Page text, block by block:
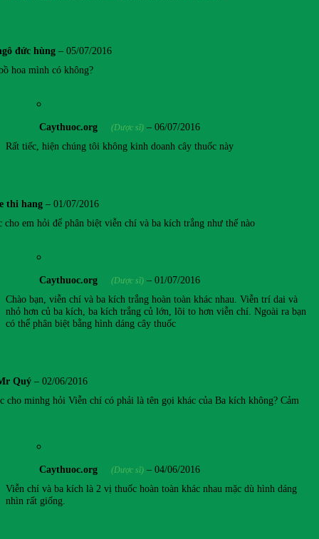
đức hùng – 05/07/2016
hoa mình có không?
Caythuoc.org (Dược sĩ) – 06/07/2016
Rất tiếc, hiện chúng tôi không kinh doanh cây thuốc này
thi hang – 01/07/2016
cho em hỏi để phân biệt viễn chí và ba kích trắng như thế nào
Caythuoc.org (Dược sĩ) – 01/07/2016
Chào bạn, viễn chí và ba kích trắng hoàn toàn khác nhau. Viễn trí dai và
nhỏ hơn củ ba kích, ba kích trắng củ lớn, lõi to hơn viễn chí. Ngoài ra bạn
có thể phân biệt bằng hình dáng cây thuốc
Quý – 02/06/2016
cho minhg hỏi Viễn chí có phải là tên gọi khác của Ba kích không? Cảm
Caythuoc.org (Dược sĩ) – 04/06/2016
Viễn chí và ba kích là 2 vị thuốc hoàn toàn khác nhau mặc dù hình dáng
nhìn rất giống.